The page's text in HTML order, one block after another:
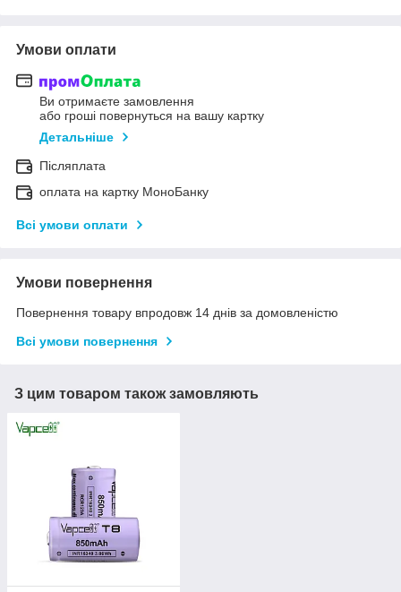
Умови оплати
Ви отримаєте замовлення
або гроші повернуться на вашу картку
Детальніше
Післяплата
оплата на картку МоноБанку
Всі умови оплати
Умови повернення
Повернення товару впродовж 14 днів за домовленістю
Всі умови повернення
З цим товаром також замовляють